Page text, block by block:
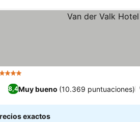
Estrellas
8,4Muy bueno (10.369 puntuaciones)
exactos